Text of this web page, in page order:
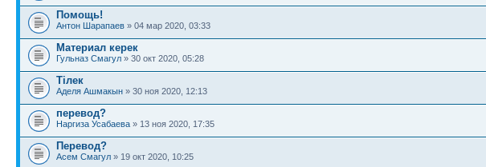
Помощь!
Антон Шарапаев » 04 мар 2020, 03:33
Материал керек
Гульназ Смагул » 30 окт 2020, 05:28
Тілек
Аделя Ашмакын » 30 ноя 2020, 12:13
перевод?
Наргиза Усабаева » 13 ноя 2020, 17:35
Перевод?
Асем Смагул » 19 окт 2020, 10:25